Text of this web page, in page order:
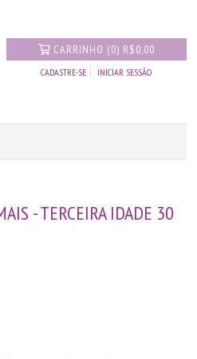
CARRINHO (0) R$0,00
CADASTRE-SE INICIAR SESSÃO
- TERCEIRA IDADE 30